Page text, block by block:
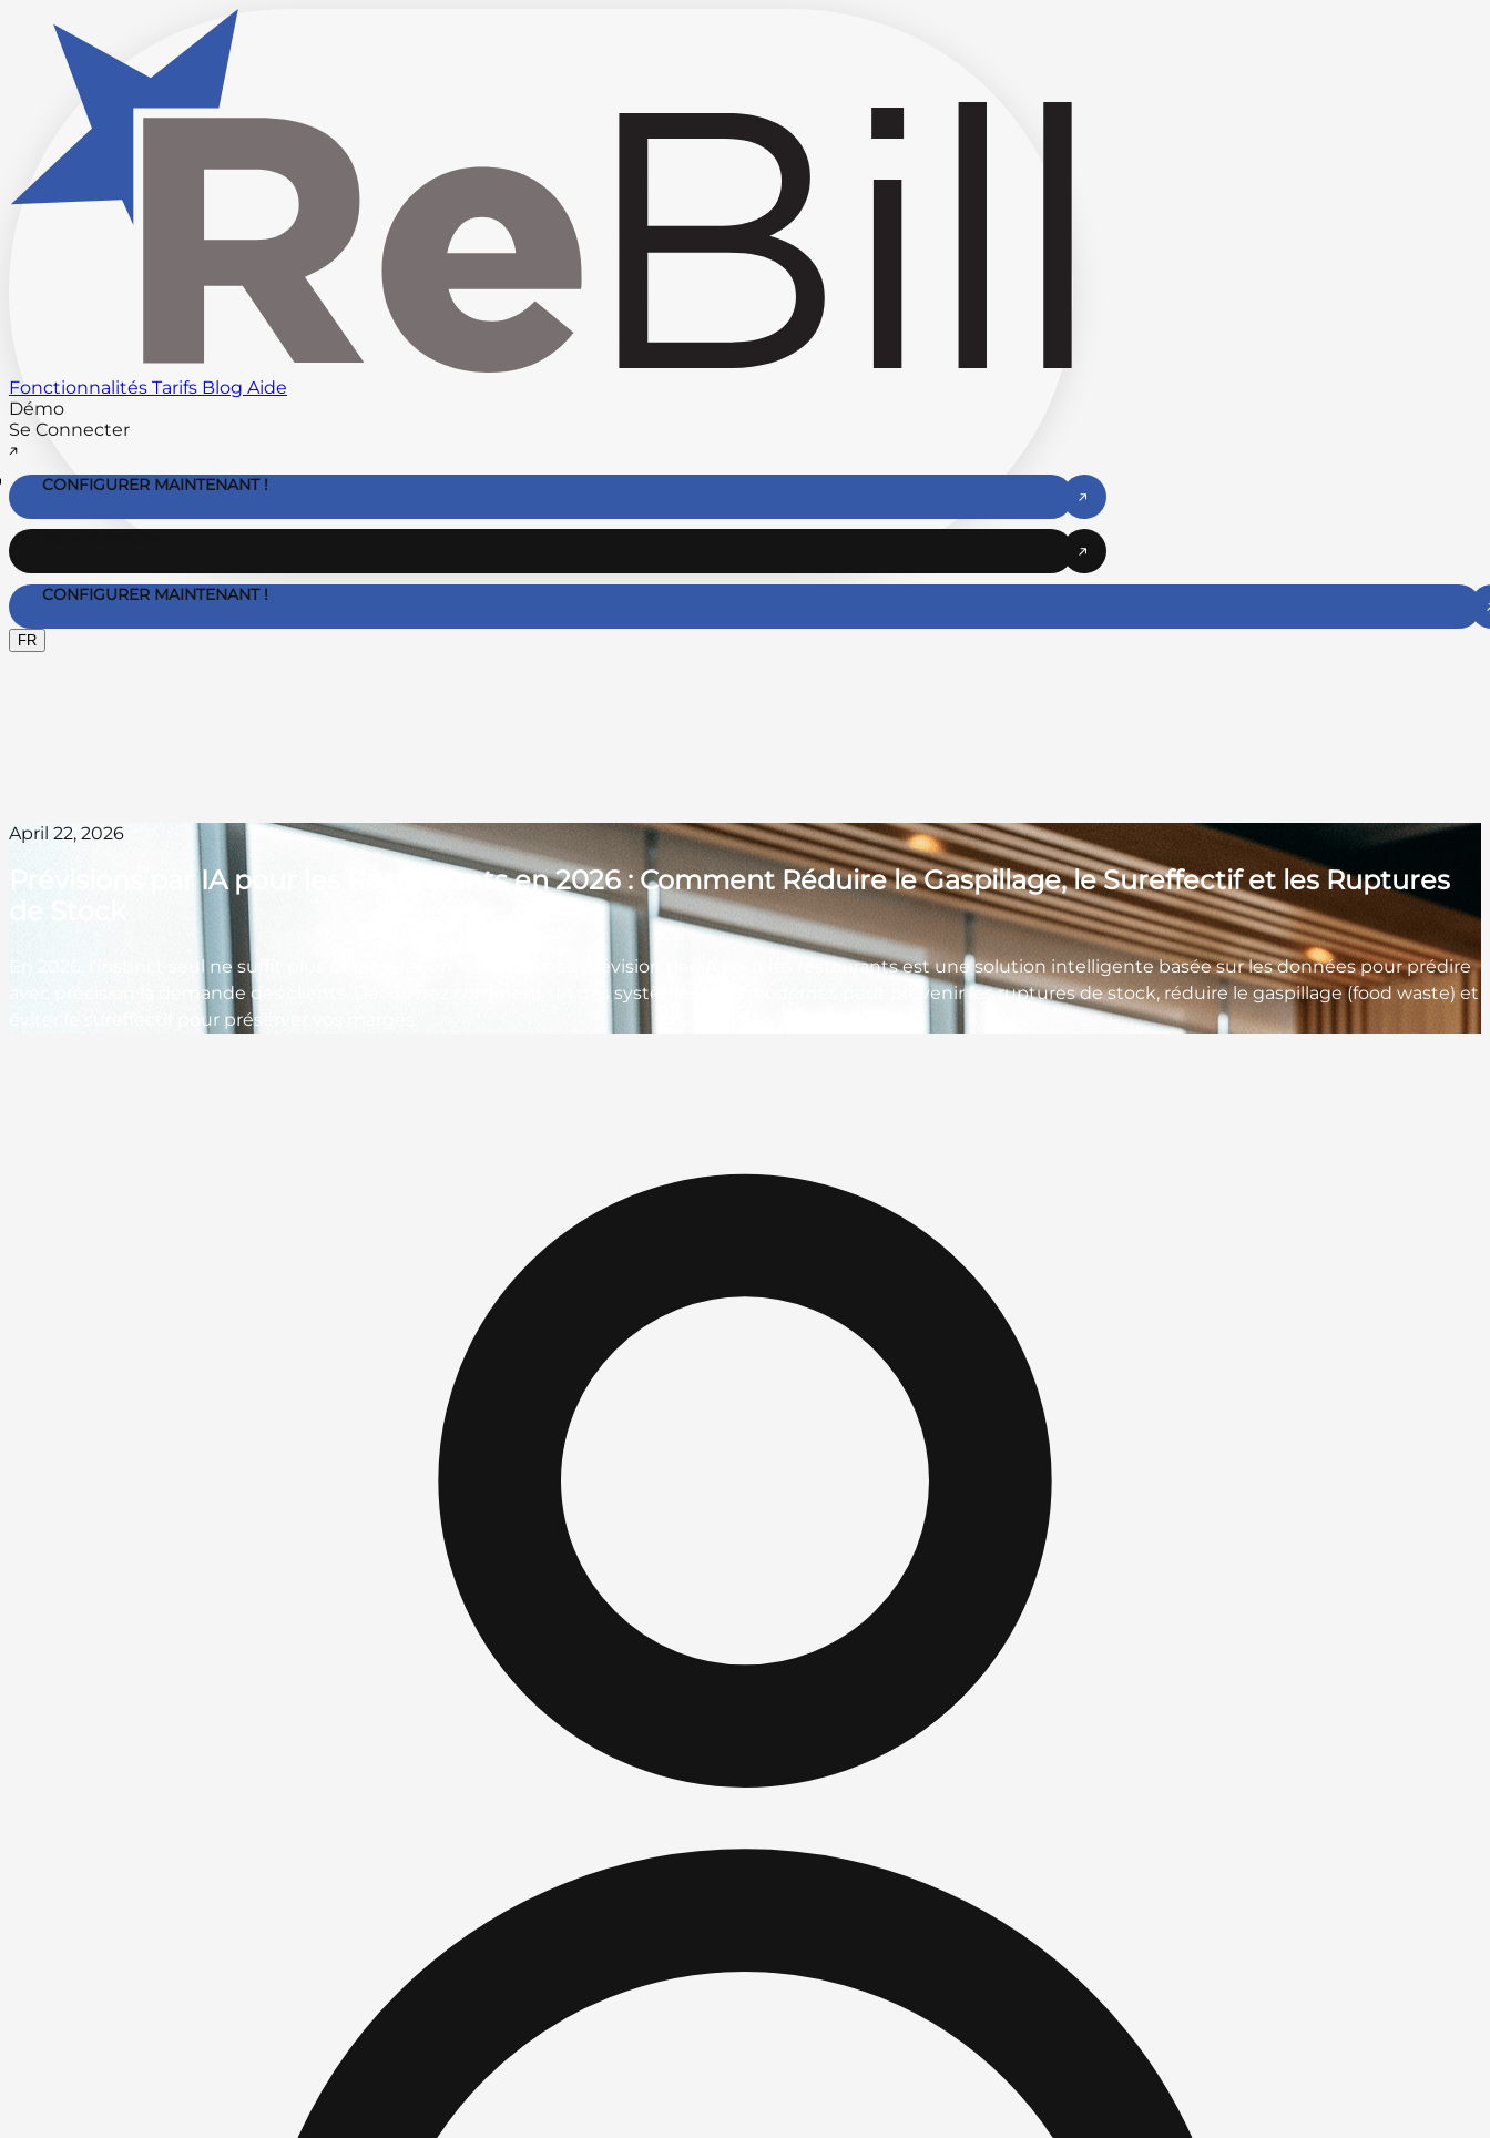
Fonctionnalités Tarifs Blog Aide
Démo
Se Connecter
CONFIGURER MAINTENANT !
CONFIGURER MAINTENANT !
FR
April 22, 2026
Prévisions par IA pour les Restaurants en 2026 : Comment Réduire le Gaspillage, le Sureffectif et les Ruptures
En 2026, l'instinct seul ne suffit plus pour gérer un restaurant. La prévision par IA pour les restaurants est une solution intelligente basée sur les données pour prédire
avec précision la demande des clients. Découvrez comment l'IA des systèmes POS modernes peut prévenir les ruptures de stock, réduire le gaspillage (food waste) et
éviter le sureffectif pour préserver vos marges.